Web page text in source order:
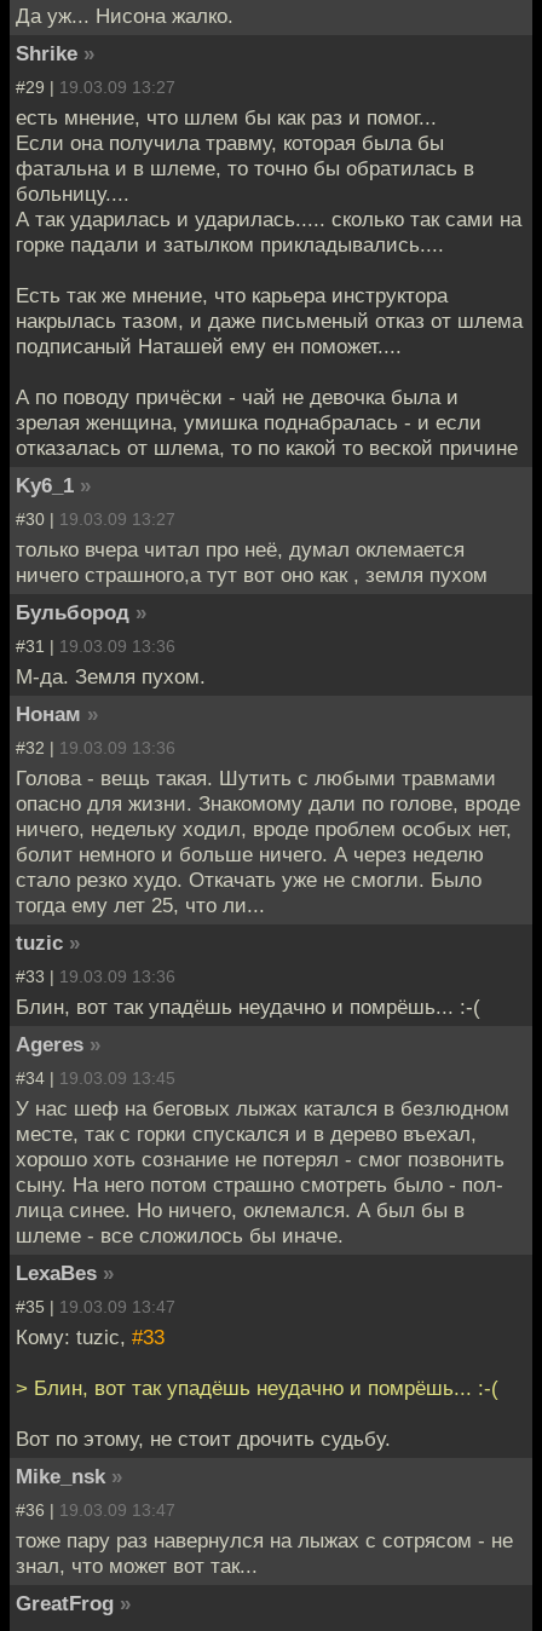
Да уж... Нисона жалко.
Shrike »
#29 | 19.03.09 13:27
есть мнение, что шлем бы как раз и помог...
Если она получила травму, которая была бы
фатальна и в шлеме, то точно бы обратилась в
больницу....
А так ударилась и ударилась..... сколько так сами на
горке падали и затылком прикладывались....
Есть так же мнение, что карьера инструктора
накрылась тазом, и даже письменый отказ от шлема
подписаный Наташей ему ен поможет....
А по поводу причёски - чай не девочка была и
зрелая женщина, умишка поднабралась - и если
отказалась от шлема, то по какой то веской причине
Ky6_1 »
#30 | 19.03.09 13:27
только вчера читал про неё, думал оклемается
ничего страшного,а тут вот оно как , земля пухом
Бульбород »
#31 | 19.03.09 13:36
М-да. Земля пухом.
Нонам »
#32 | 19.03.09 13:36
Голова - вещь такая. Шутить с любыми травмами
опасно для жизни. Знакомому дали по голове, вроде
ничего, недельку ходил, вроде проблем особых нет,
болит немного и больше ничего. А через неделю
стало резко худо. Откачать уже не смогли. Было
тогда ему лет 25, что ли...
tuzic »
#33 | 19.03.09 13:36
Блин, вот так упадёшь неудачно и помрёшь... :-(
Ageres »
#34 | 19.03.09 13:45
У нас шеф на беговых лыжах катался в безлюдном
месте, так с горки спускался и в дерево въехал,
хорошо хоть сознание не потерял - смог позвонить
сыну. На него потом страшно смотреть было - пол-
лица синее. Но ничего, оклемался. А был бы в
шлеме - все сложилось бы иначе.
LexaBes »
#35 | 19.03.09 13:47
Кому: tuzic, #33
> Блин, вот так упадёшь неудачно и помрёшь... :-(
Вот по этому, не стоит дрочить судьбу.
Mike_nsk »
#36 | 19.03.09 13:47
тоже пару раз навернулся на лыжах с сотрясом - не
знал, что может вот так...
GreatFrog »